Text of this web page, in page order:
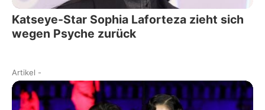
Katseye-Star Sophia Laforteza zieht sich
wegen Psyche zurück
Artikel -